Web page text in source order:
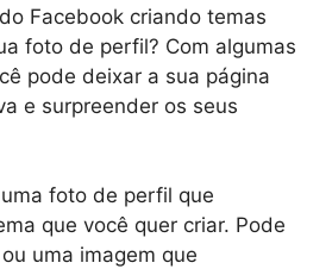
Facebook criando temas
foto de perfil? Com algumas
pode deixar a sua página
e surpreender os seus
foto de perfil que
que você quer criar. Pode
uma imagem que